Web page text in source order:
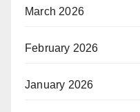
March 2026
February 2026
January 2026